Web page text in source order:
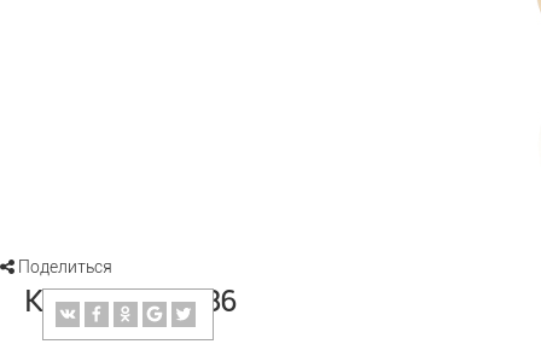
Поделиться
Кольцо 01-0886